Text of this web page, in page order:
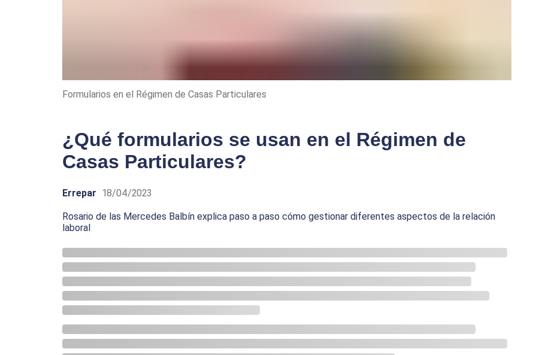
Formularios en el Régimen de Casas Particulares
¿Qué formularios se usan en el Régimen de
Casas Particulares?
Errepar 18/04/2023
Rosario de las Mercedes Balbín explica paso a paso cómo gestionar diferentes aspectos de la relación
laboral